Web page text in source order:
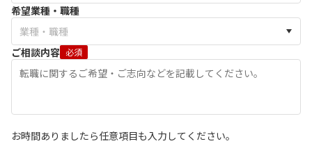
希望業種・職種
ご相談内容 必須
お時間ありましたら任意項目も入力してください。